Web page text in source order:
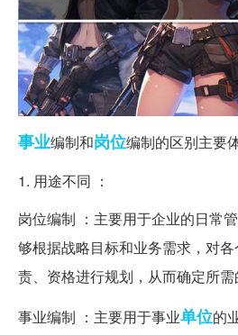
事业编制和岗位编制的区别主要
1. 用途不同 ：
岗位编制 ：主要用于企业的日常
够根据战略目标和业务需求，对
责、资格进行规划，从而确定所需
事业编制 ：主要用于事业单位的